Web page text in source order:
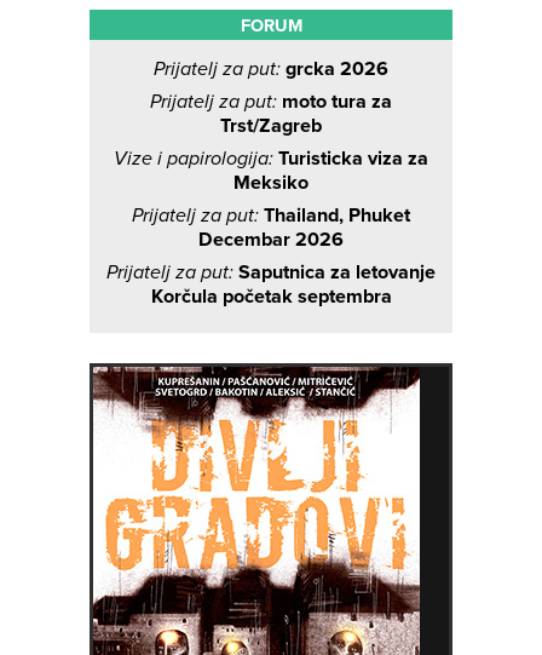
FORUM
Prijatelj za put: grcka 2026
Prijatelj za put: moto tura za
Trst/Zagreb
Vize i papirologija: Turisticka viza za
Meksiko
Prijatelj za put: Thailand, Phuket
Decembar 2026
Prijatelj za put: Saputnica za letovanje
Korčula početak septembra